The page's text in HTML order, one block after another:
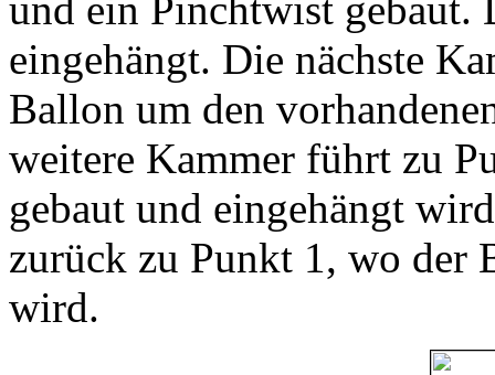
eingehängt. Die nächste
Ballon um den
weitere Kammer führt zu
gebaut und eingehängt
zurück zu Punkt 1, wo der
wird.